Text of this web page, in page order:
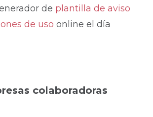
de plantilla de aviso
de uso online el día
colaboradoras